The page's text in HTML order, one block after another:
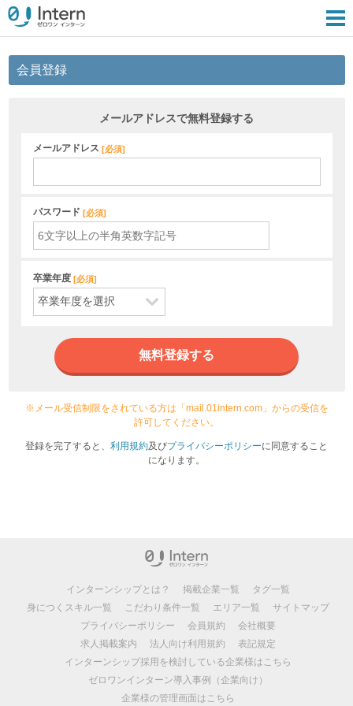
会員登録
メールアドレスで無料登録する
メールアドレス [必須]
パスワード [必須]
卒業年度 [必須]
無料登録する
※メール受信制限をされている方は「mail.01intern.com」からの受信を
許可してください。
登録を完了すると、 利用規約及びプライバシーポリシーに同意すること
になります。
インターンシップとは？ 掲載企業一覧
タグ一覧
身につくスキル一覧
こだわり条件一覧 エリア一覧
サイトマップ
プライバシーポリシー
会員規約
会社概要
求人掲載案内
法人向け利用規約
表記規定
インターンシップ採用を検討している企業様はこちら
ゼロワンインターン導入事例（企業向け）
企業様の管理画面はこちら